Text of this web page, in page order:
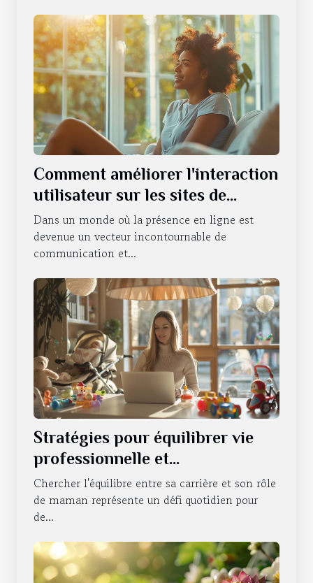
Comment améliorer l'interaction
utilisateur sur les sites de
thérapeutes
Dans un monde où la présence en ligne est
devenue un vecteur incontournable de
communication et...
Stratégies pour équilibrer vie
professionnelle et
responsabilités de maman
Chercher l'équilibre entre sa carrière et son rôle
de maman représente un défi quotidien pour
de...